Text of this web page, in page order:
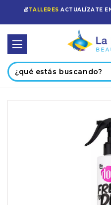
💇TALLERES ACTUALÍZATE
Buscar